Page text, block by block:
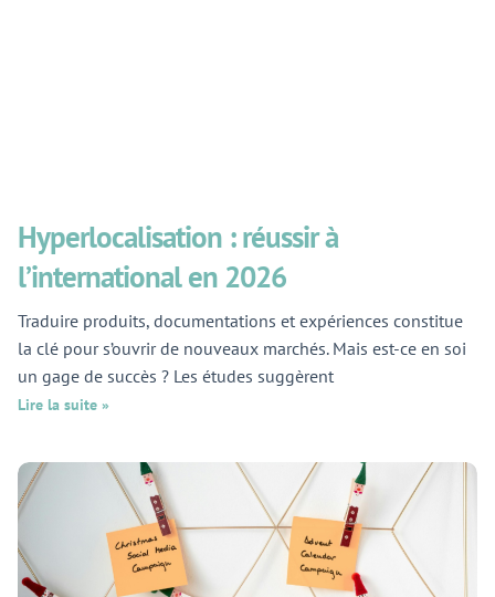
Hyperlocalisation : réussir à
l’international en 2026
Traduire produits, documentations et expériences constitue
la clé pour s’ouvrir de nouveaux marchés. Mais est-ce en soi
un gage de succès ? Les études suggèrent
Lire la suite »